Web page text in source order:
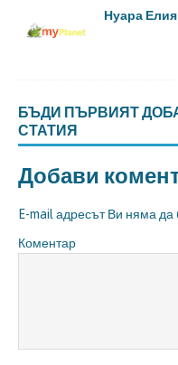
Нуара
БЪДИ ПЪРВИЯТ
СТАТИЯ
Добави
E-mail адресът Ви няма да
Коментар